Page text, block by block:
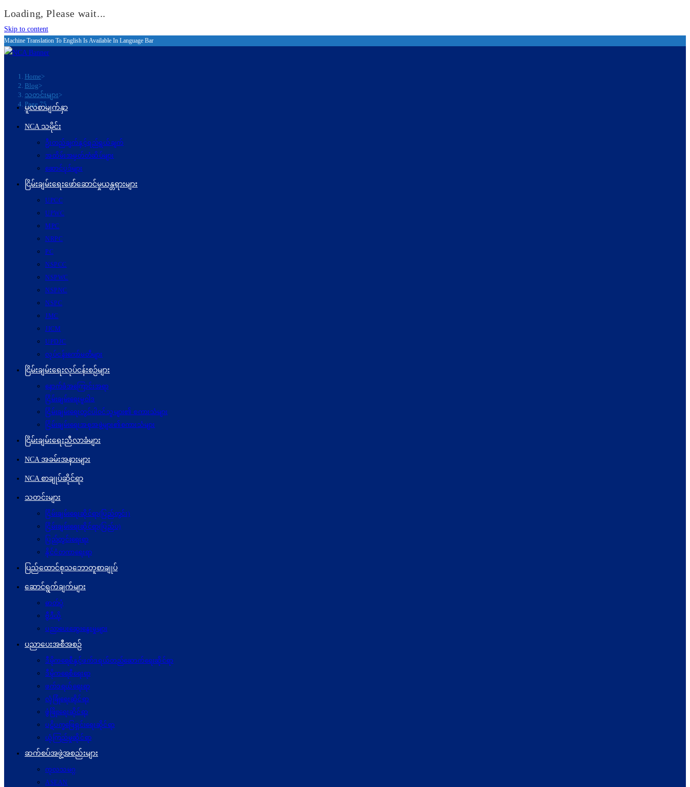
Loading, Please wait...
Skip to content
Machine Translation To English Is Available In Language Bar
Home>
Blog>
သတင်းများ>
Page 75
မူလစာမျက်နှာ
NCA သမိုင်း
ဦးတည်ချက်နှင့်ရည်ရွယ်ချက်
အထိမ်းအမှတ်တံဆိပ်များ
ဆောင်ပုဒ်များ
ငြိမ်းချမ်းရေးဖော်‌ဆောင်မှုယန္တရားများ
UPCC
UPWC
MPC
NRPC
PC
NSPCC
NSPWC
NSPNC
NSPC
JMC
JICM
UPDJC
လုပ်ငန်းကော်မတီများ
ငြိမ်းချမ်းရေးလုပ်ငန်းစဉ်များ
နောက်ခံအကြောင်းအရာ
ငြိမ်းချမ်းရေးမူဝါဒ
ငြိမ်းချမ်းရေးတွင်ပါဝင်သူများ၏ စကားသံများ
ငြိမ်းချမ်းရေးအစုအဖွဲ့များ၏စကားသံများ
ငြိမ်းချမ်းရေးညီလာခံများ
NCA အခမ်းအနားများ
NCA စာချုပ်ဆိုင်ရာ
သတင်းများ
ငြိမ်းချမ်းရေးဆိုင်ရာ(ပြည်တွင်း)
ငြိမ်းချမ်းရေးဆိုင်ရာ(ပြည်ပ)
ပြည်တွင်းရေးရာ
နိုင်ငံတကာရေးရာ
ပြည်ထောင်စုသဘောတူစာချုပ်
ဆောင်ရွက်ချက်များ
ဓာတ်ပုံ
ဗွီဒီယို
ပညာပေးဆွေးနွေးမှုများ
ပညာပေးအစီအစဉ်
ဒီမိုကရေစီနှင့်ဖက်ဒရယ်တည်ဆောက်ရေးဆိုင်ရာ
ဒီမိုကရေစီရေးရာ
ဖက်ဒရယ်ရေးရာ
လုံခြုံရေးဆိုင်ရာ
ဖွံဖြိုးရေးဆိုင်ရာ
ပဋိပက္ခ‌ဖြေရှင်းရေးဆိုင်ရာ
ယုံကြည်မှုဆိုင်ရာ
ဆက်စပ်အဖွဲ့အစည်းများ
ကုလသမဂ္ဂ
ASEAN